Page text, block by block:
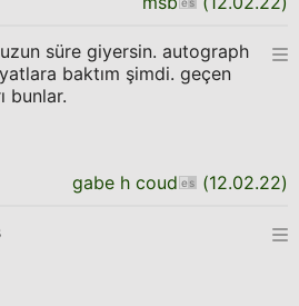
süre giyersin. autograph
baktım şimdi. geçen
bunlar.
gabe h coud (12.02.22)